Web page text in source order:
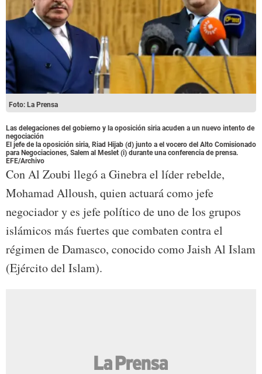
Foto: La Prensa
Las delegaciones del gobierno y la oposición siria acuden a un nuevo intento de
negociación
El jefe de la oposición siria, Riad Hijab (d) junto a el vocero del Alto Comisionado
para Negociaciones, Salem al Meslet (i) durante una conferencia de prensa.
EFE/Archivo
Con Al Zoubi llegó a Ginebra el líder rebelde,
Mohamad Alloush, quien actuará como jefe
negociador y es jefe político de uno de los grupos
islámicos más fuertes que combaten contra el
régimen de Damasco, conocido como Jaish Al Islam
(Ejército del Islam).